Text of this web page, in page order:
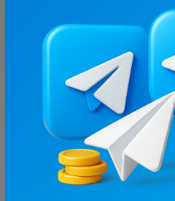
З цим каналом часто купують
3.7
37.9K/
7.5K
Ukrmemes mine
Ціна реклами